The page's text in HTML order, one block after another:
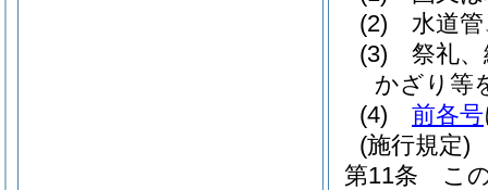
(2)
水道
(3)
祭礼
かざり等
(4)
前各号
(施行規定)
第11条
こ